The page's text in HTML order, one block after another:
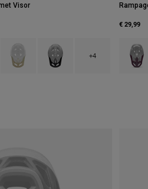
Visor
of Adobe Rood.
type of Zwart/Wit.
Product swatch type of Crème.
Product swatch type of
+4
€ 29,99